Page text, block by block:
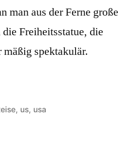
man aus der Ferne große
die Freiheitsstatue, die
spektakulär.
, us, usa